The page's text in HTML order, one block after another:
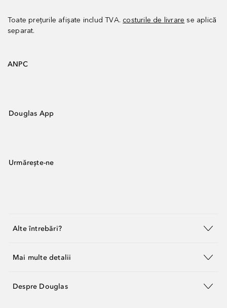
Toate prețurile afișate includ TVA. costurile de livrare se aplică
separat.
ANPC
Douglas App
Urmărește-ne
Alte întrebări?
Mai multe detalii
Despre Douglas